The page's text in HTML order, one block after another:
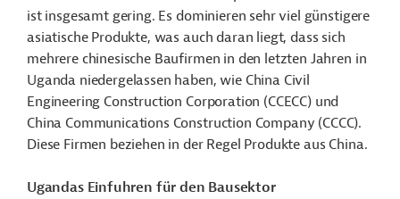
ist insgesamt gering. Es dominieren sehr viel günstigere
asiatische Produkte, was auch daran liegt, dass sich
mehrere chinesische Baufirmen in den letzten Jahren in
Uganda niedergelassen haben, wie China Civil
Engineering Construction Corporation (CCECC) und
China Communications Construction Company (CCCC).
Diese Firmen beziehen in der Regel Produkte aus China.
Ugandas Einfuhren für den Bausektor